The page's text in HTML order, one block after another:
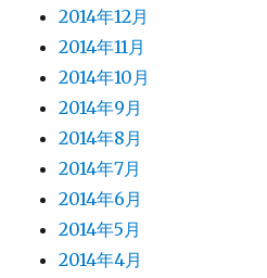
2014年12月
2014年11月
2014年10月
2014年9月
2014年8月
2014年7月
2014年6月
2014年5月
2014年4月